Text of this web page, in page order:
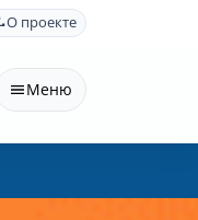
О проекте
Меню